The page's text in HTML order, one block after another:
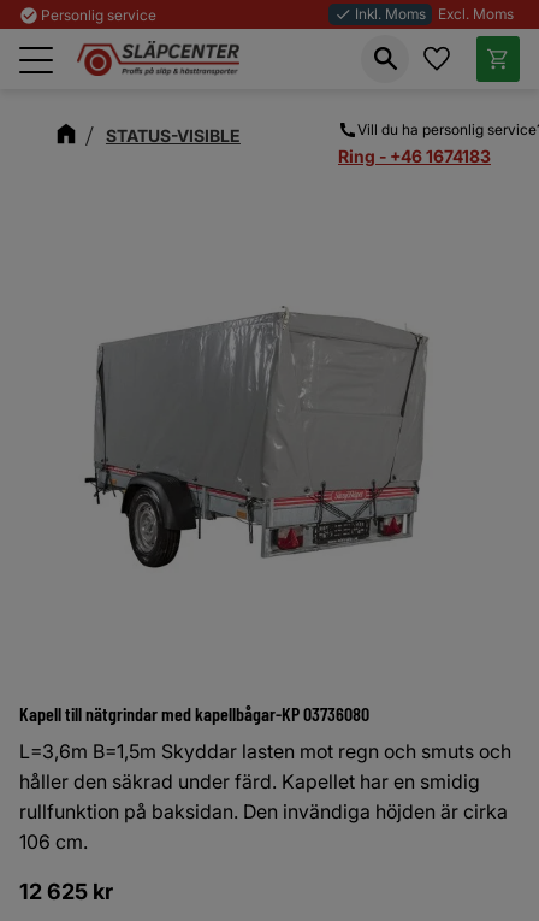
Meny
check_circle Personlig service done Inkl. Moms Excl. Moms
Vill du ha personlig
Ring - +46 1674183
Favoriter
STATUS-VISIBLE
Kapell till nätgrindar med kapellbågar-KP 03736080
L=3,6m B=1,5m Skyddar lasten mot regn och smuts och
håller den säkrad under färd. Kapellet har en smidig
rullfunktion på baksidan. Den invändiga höjden är cirka
106 cm.
12 625 kr